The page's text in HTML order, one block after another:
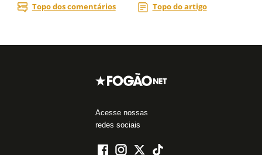
Acesse nossas
redes sociais